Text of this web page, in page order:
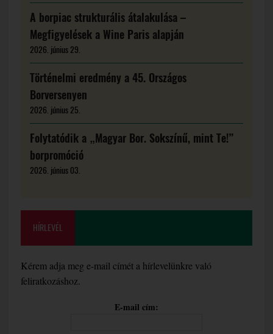
A borpiac strukturális átalakulása –
Megfigyelések a Wine Paris alapján
2026. június 29.
Történelmi eredmény a 45. Országos
Borversenyen
2026. június 25.
Folytatódik a „Magyar Bor. Sokszínű, mint Te!”
borpromóció
2026. június 03.
HÍRLEVÉL
Kérem adja meg e-mail címét a hírlevelünkre való
feliratkozáshoz.
E-mail cím: